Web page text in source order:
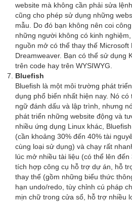
website mà không cần phải sửa
cũng cho phép sử dụng những
mẫu. Do đó bạn không nên coi
những người không có kinh
nguồn mở có thể thay thế Microsoft
Dreamweaver. Bạn có thể sử dụng
trên code hay trên WYSIWYG.
Bluefish
Bluefish là một môi trường phát
dụng phổ biến nhất hiện nay. Nó có
ngữ đánh dấu và lập trình, nhưng
phát triển những website động và
nhiều ứng dụng Linux khác,
(cần khoảng 30% đến 40% tài
cùng loại sử dụng) và chạy rất
lúc mở nhiều tài liệu (có thể lên
tích hợp công cụ hỗ trợ dự án, hỗ
thay thế (gồm những biểu thức
hạn undo/redo, tùy chỉnh cú pháp
mịn chữ trong cửa sổ, hỗ trợ nhiều